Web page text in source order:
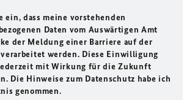
ein, dass meine vorstehenden
Daten vom Auswärtigen Amt
der Meldung einer Barriere auf der
werden. Diese Einwilligung
mit Wirkung für die Zukunft
Die Hinweise zum Datenschutz habe ich
genommen.